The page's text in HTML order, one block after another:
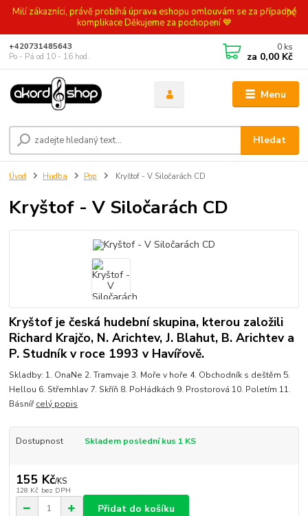
Milí zákazníci, právě probíhá úprava eshopu omlouvám se za případné
komplikace Děkujeme za pochopení 💙
Menu
Hledat
+420731485643
Po - Pá od 10 - 16 hod.
0 ks
za 0,00 Kč
Úvod Hudba Pop Kryštof - V Siločarách CD
Kryštof - V Siločarách CD
Kryštof je česká hudební skupina, kterou založili
Richard Krajčo, N. Arichtev, J. Blahut, B. Arichtev a
P. Studník v roce 1993 v Havířově.
Skladby: 1. OnaNe 2. Tramvaje 3. Moře v hoře 4. Obchodník s deštěm 5.
Hellou 6. Střemhlav 7. Skříň 8. PoHádkách 9. Prostorová 10. Poletím 11.
Básnířcelý popis
Dostupnost Skladem poslední kus 1 KS
155 Kč/KS
128 Kč bez DPH
Přidat do košíku